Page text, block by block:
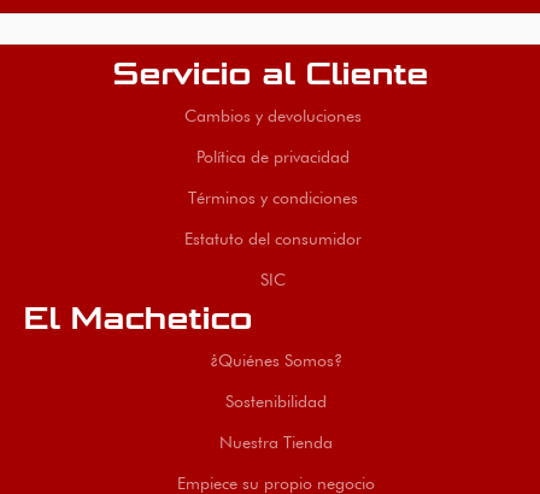
Servicio al Cliente
Cambios y devoluciones
Política de privacidad
Términos y condiciones
Estatuto del consumidor
SIC
El Machetico
¿Quiénes Somos?
Sostenibilidad
Nuestra Tienda
Empiece su propio negocio